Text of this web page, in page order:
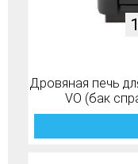
Дровяная печь
VO (бак